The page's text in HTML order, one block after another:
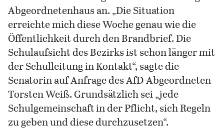
Abgeordnetenhaus an. „Die Situation
erreichte mich diese Woche genau wie die
Öffentlichkeit durch den Brandbrief. Die
Schulaufsicht des Bezirks ist schon länger mit
der Schulleitung in Kontakt“, sagte die
Senatorin auf Anfrage des AfD-Abgeordneten
Torsten Weiß. Grundsätzlich sei „jede
Schulgemeinschaft in der Pflicht, sich Regeln
zu geben und diese durchzusetzen“.